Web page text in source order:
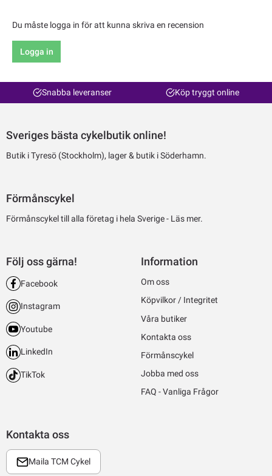
Du måste logga in för att kunna skriva en recension
Logga in
Snabba leveranser Köp tryggt online
Sveriges bästa cykelbutik online!
Butik i Tyresö (Stockholm), lager & butik i Söderhamn.
Förmånscykel
Förmånscykel till alla företag i hela Sverige - Läs mer.
Kontakta oss
Maila TCM Cykel
Följ oss gärna!
Facebook
Instagram
Youtube
LinkedIn
TikTok
Information
Om oss
Köpvilkor / Integritet
Våra butiker
Kontakta oss
Förmånscykel
Jobba med oss
FAQ - Vanliga Frågor